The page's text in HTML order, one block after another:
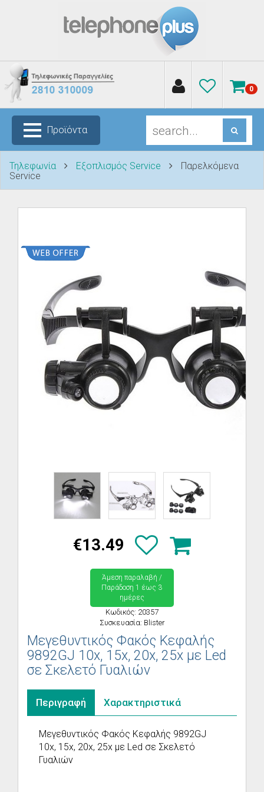
0
Προϊόντα
Τηλεφωνία Εξοπλισμός Service
Παρελκόμενα
Service
€13.49
Άμεση παραλαβή /
Παράδoση 1 έως 3
ημέρες
Κωδικός: 20357
Συσκευασία: Blister
Μεγεθυντικός Φακός Κεφαλής
9892GJ 10x, 15x, 20x, 25x με Led
σε Σκελετό Γυαλιών
Περιγραφή Χαρακτηριστικά
Μεγεθυντικός Φακός Κεφαλής 9892GJ
10x, 15x, 20x, 25x με Led σε Σκελετό
Γυαλιών